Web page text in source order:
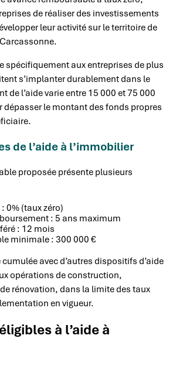
de réaliser des investissements
leur activité sur le territoire de
spécifiquement aux entreprises de plus
s’implanter durablement dans le
de l’aide varie entre 15 000 et 75 000
dépasser le montant des fonds propres
de l’aide à l’immobilier
proposée présente plusieurs
0% (taux zéro)
: 5 ans maximum
: 12 mois
minimale : 300 000 €
avec d’autres dispositifs d’aide
opérations de construction,
rénovation, dans la limite des taux
en vigueur.
à l’aide à